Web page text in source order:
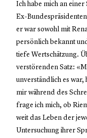
Ich habe mich an
Ex-
er war sowohl mit
persönlich bekannt
tiefe Wertschätzung.
verstörenden Satz:
unverständlich es war,
mir während des
frage ich mich, ob
weit das Leben der
Untersuchung ihrer